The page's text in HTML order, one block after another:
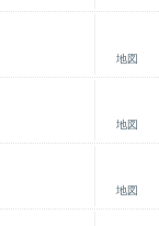
地図
地図
地図